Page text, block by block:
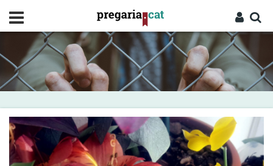
contingut
Entra
Cercador